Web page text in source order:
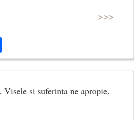
>>>
Visele si suferinta ne apropie.